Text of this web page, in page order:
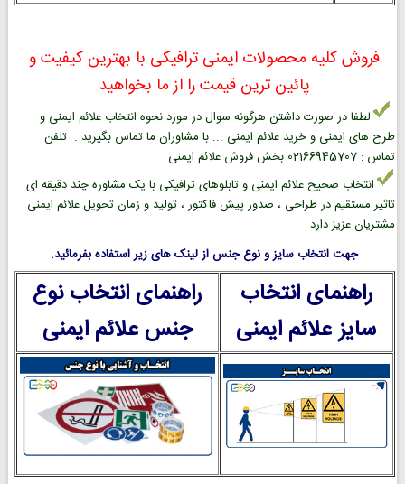
فروش کلیه محصولات ایمنی ترافیکی با بهترین کیفیت و
پائین ترین قیمت را از ما بخواهید
لطفا در صورت داشتن هرگونه سوال در مورد نحوه انتخاب علائم ایمنی و
طرح های ایمنی و خرید علائم ایمنی ... با مشاوران ما تماس بگیرید . تلفن
تماس : 02166945707 بخش فروش علائم ایمنی
انتخاب صحیح علائم ایمنی و تابلوهای ترافیکی با یک مشاوره چند دقیقه ای
تاثیر مستقیم در طراحی ، صدور پیش فاکتور ، تولید و زمان تحویل علائم ایمنی
مشتریان عزیز دارد .
جهت انتخاب سایز و نوع جنس از لینک های زیر استفاده بفرمائید.
راهنمای انتخاب
سایز علائم ایمنی
راهنمای انتخاب نوع
جنس علائم ایمنی